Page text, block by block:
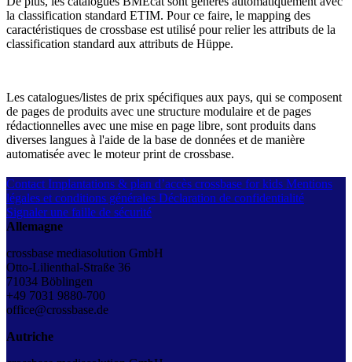
la classification standard ETIM. Pour ce faire, le mapping des
caractéristiques de crossbase est utilisé pour relier les attributs de la
classification standard aux attributs de Hüppe.
Les catalogues/listes de prix spécifiques aux pays, qui se composent
de pages de produits avec une structure modulaire et de pages
rédactionnelles avec une mise en page libre, sont produits dans
diverses langues à l'aide de la base de données et de manière
automatisée avec le moteur print de crossbase.
Contact Implantations & plan d’accès crossbase for kids Mentions
légales et conditions générales Déclaration de confidentialité
Signaler une faille de sécurité
Allemagne
crossbase mediasolution GmbH
Otto-Lilienthal-Straße 36
71034 Böblingen
+49 7031 9880-700
office@crossbase.de
Autriche